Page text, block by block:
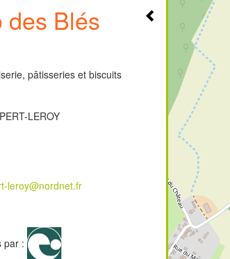
des Blés
pâtisseries et biscuits
LEROY
leroy@nordnet.fr
par :